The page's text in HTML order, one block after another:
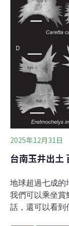
長久以來缺乏
2025年12月31日
台南玉井出土
地球超過七成的
我們可以乘坐賞
話，還可以看到